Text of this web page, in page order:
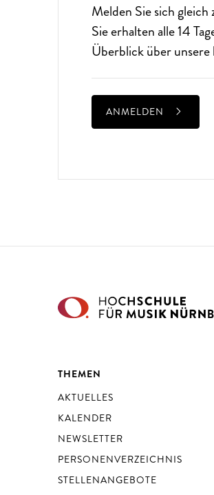
Melden Sie sich gleich
Sie erhalten alle 14
Überblick über
ANMELDEN
THEMEN
AKTUELLES
KALENDER
NEWSLETTER
PERSONENVERZEICHNIS
STELLENANGEBOTE